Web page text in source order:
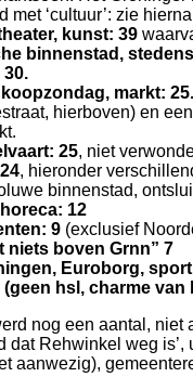
met ‘cultuur’: zie
kunst: 39
binnenstad,
markt:
hierboven) en
25, niet
, hieronder
binnenstad,
12
9 (exclusief
niets boven Grnn” 7
Euroborg,
(geen hsl, charme
nog een aantal, niet
dat Rehwinkel weg
aanwezig),